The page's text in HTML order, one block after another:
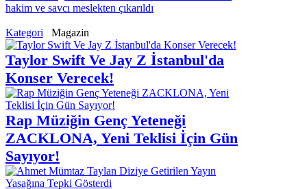
hakim ve savcı meslekten çıkarıldı
Kategori Magazin
Taylor Swift Ve Jay Z İstanbul'da
Konser Verecek!
Rap Müziğin Genç Yeteneği
ZACKLONA, Yeni Teklisi İçin Gün
Sayıyor!